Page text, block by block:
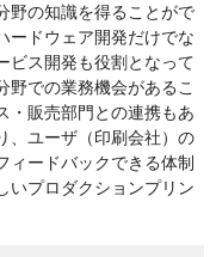
野の知識を得ることがで
ードウェア開発だけでな
ビス開発も役割となって
野での業務機会があるこ
・販売部門との連携もあ
、ユーザ（印刷会社）の
ィードバックできる体制
いプロダクションプリン